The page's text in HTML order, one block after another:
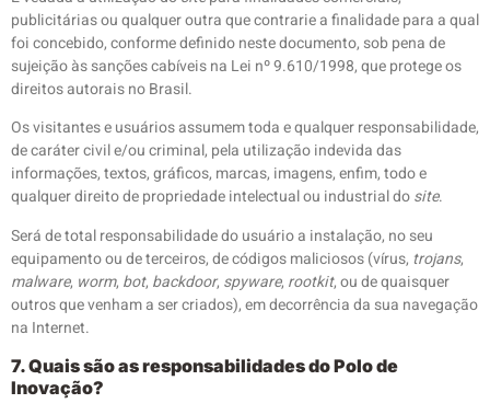
publicitárias ou qualquer outra que contrarie a finalidade para a qual
foi concebido, conforme definido neste documento, sob pena de
sujeição às sanções cabíveis na Lei nº 9.610/1998, que protege os
direitos autorais no Brasil.
Os visitantes e usuários assumem toda e qualquer responsabilidade,
de caráter civil e/ou criminal, pela utilização indevida das
informações, textos, gráficos, marcas, imagens, enfim, todo e
qualquer direito de propriedade intelectual ou industrial dosite.
Será de total responsabilidade do usuário a instalação, no seu
equipamento ou de terceiros, de códigos maliciosos (vírus, trojans,
malware, worm, bot, backdoor, spyware, rootkit, ou de quaisquer
outros que venham a ser criados), em decorrência da sua navegação
na Internet.
7. Quais são as responsabilidades do Polo de
Inovação?